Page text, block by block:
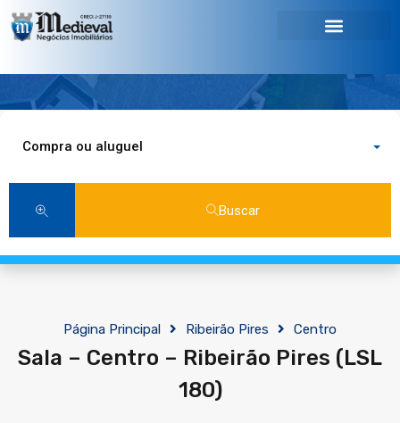
Compra ou aluguel
Buscar
Página Principal Ribeirão Pires Centro
Sala – Centro – Ribeirão Pires (LSL
180)